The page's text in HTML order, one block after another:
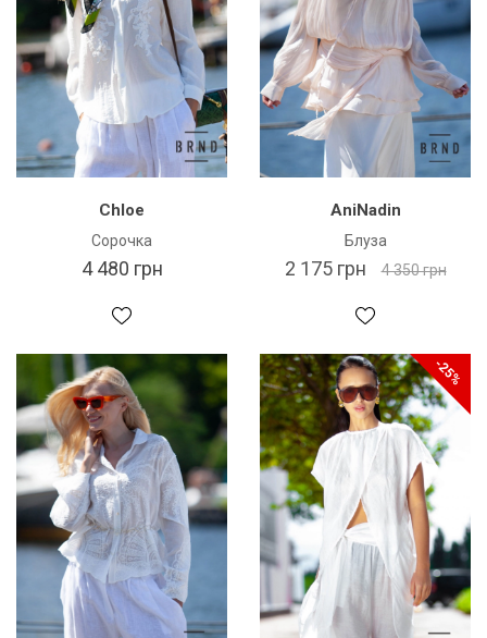
Chloe
Сорочка
4 480 грн
AniNadin
Блуза
2 175 грн 4 350 грн
-25%